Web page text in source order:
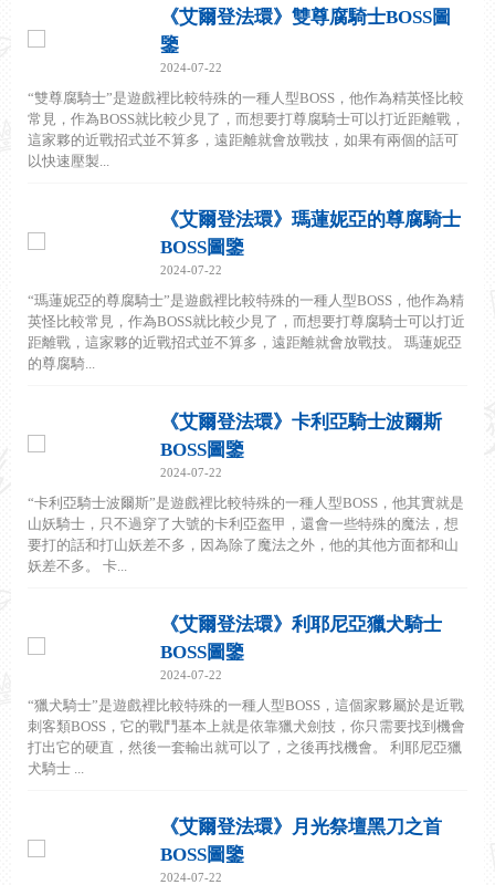
《艾爾登法環》雙尊腐騎士BOSS圖
鑒
2024-07-22
“雙尊腐騎士”是遊戲裡比較特殊的一種人型BOSS，他作為精英怪比較
常見，作為BOSS就比較少見了，而想要打尊腐騎士可以打近距離戰，
這家夥的近戰招式並不算多，遠距離就會放戰技，如果有兩個的話可
以快速壓製...
《艾爾登法環》瑪蓮妮亞的尊腐騎士
BOSS圖鑒
2024-07-22
“瑪蓮妮亞的尊腐騎士”是遊戲裡比較特殊的一種人型BOSS，他作為精
英怪比較常見，作為BOSS就比較少見了，而想要打尊腐騎士可以打近
距離戰，這家夥的近戰招式並不算多，遠距離就會放戰技。 瑪蓮妮亞
的尊腐騎...
《艾爾登法環》卡利亞騎士波爾斯
BOSS圖鑒
2024-07-22
“卡利亞騎士波爾斯”是遊戲裡比較特殊的一種人型BOSS，他其實就是
山妖騎士，只不過穿了大號的卡利亞盔甲，還會一些特殊的魔法，想
要打的話和打山妖差不多，因為除了魔法之外，他的其他方面都和山
妖差不多。 卡...
《艾爾登法環》利耶尼亞獵犬騎士
BOSS圖鑒
2024-07-22
“獵犬騎士”是遊戲裡比較特殊的一種人型BOSS，這個家夥屬於是近戰
刺客類BOSS，它的戰鬥基本上就是依靠獵犬劍技，你只需要找到機會
打出它的硬直，然後一套輸出就可以了，之後再找機會。 利耶尼亞獵
犬騎士 ...
《艾爾登法環》月光祭壇黑刀之首
BOSS圖鑒
2024-07-22